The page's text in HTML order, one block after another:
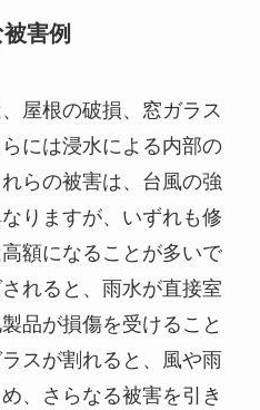
害例
屋根の破損、窓ガラス
には浸水による内部の
らの被害は、台風の強
りますが、いずれも修
額になることが多いで
れると、雨水が直接室
品が損傷を受けること
スが割れると、風や雨
、さらなる被害を引き